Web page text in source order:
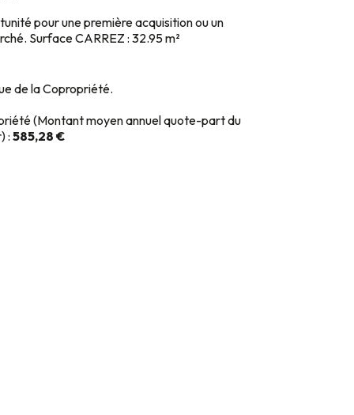
pour une première acquisition ou un
Surface CARREZ : 32.95 m²
de la Copropriété.
(Montant moyen annuel quote-part du
: 585,28 €